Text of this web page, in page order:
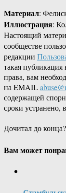
Материал:
Иллюстрация:
Настоящий
сообществе
редакции
такая
права, вам
на EMAIL
содержащей
сроки устранено,
Дочитал до конца?
Вам может